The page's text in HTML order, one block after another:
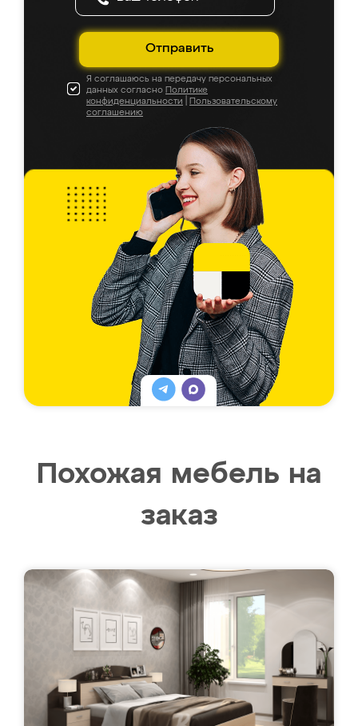
Отправить
Я соглашаюсь на передачу персональных
данных согласно Политике
конфиденциальности
Пользовательскому
соглашению
Похожая мебель на
заказ